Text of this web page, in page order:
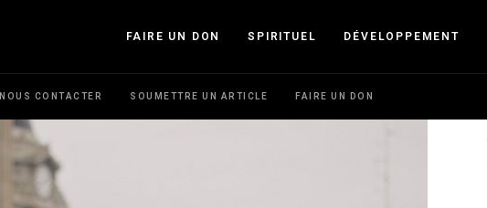
FAIRE UN DON SPIRITUEL DÉVELOPPEMENT
NOUS CONTACTER SOUMETTRE UN ARTICLE FAIRE UN DON